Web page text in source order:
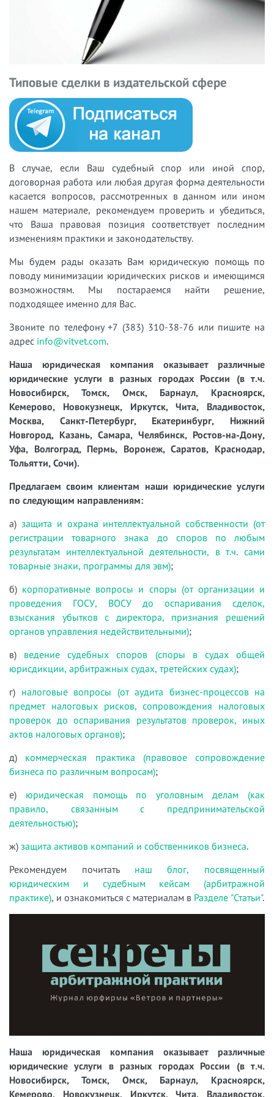
Типовые сделки в издательской сфере
В случае, если Ваш судебный спор или иной спор,
договорная работа или любая другая форма деятельности
касается вопросов, рассмотренных в данном или ином
нашем материале, рекомендуем проверить и убедиться,
что Ваша правовая позиция соответствует последним
изменениям практики и законодательству.
Мы будем рады оказать Вам юридическую помощь по
поводу минимизации юридических рисков и имеющимся
возможностям. Мы постараемся найти решение,
подходящее именно для Вас.
Звоните по телефону +7 (383) 310-38-76 или пишите на
адрес info@vitvet.com.
Наша юридическая компания оказывает различные
юридические услуги в разных городах России (в т.ч.
Новосибирск, Томск, Омск, Барнаул, Красноярск,
Кемерово, Новокузнецк, Иркутск, Чита, Владивосток,
Москва, Санкт-Петербург, Екатеринбург, Нижний
Новгород, Казань, Самара, Челябинск, Ростов-на-Дону,
Уфа, Волгоград, Пермь, Воронеж, Саратов, Краснодар,
Тольятти, Сочи).
Предлагаем своим клиентам наши юридические услуги
по следующим направлениям:
а) защита и охрана интеллектуальной собственности (от
регистрации товарного знака до споров по любым
результатам интеллектуальной деятельности, в т.ч. сами
товарные знаки, программы для эвм);
б) корпоративные вопросы и споры (от организации и
проведения ГОСУ, ВОСУ до оспаривания сделок,
взыскания убытков с директора, признания решений
органов управления недействительными);
в) ведение судебных споров (споры в судах общей
юрисдикции, арбитражных судах, третейских судах);
г) налоговые вопросы (от аудита бизнес-процессов на
предмет налоговых рисков, сопровождения налоговых
проверок до оспаривания результатов проверок, иных
актов налоговых органов);
д) коммерческая практика (правовое сопровождение
бизнеса по различным вопросам);
е) юридическая помощь по уголовным делам (как
правило, связанным с предпринимательской
деятельностью);
ж) защита активов компаний и собственников бизнеса.
Рекомендуем почитать наш блог, посвященный
юридическим и судебным кейсам (арбитражной
практике), и ознакомиться с материалам в Разделе "Статьи".
Наша юридическая компания оказывает различные
юридические услуги в разных городах России (в т.ч.
Новосибирск, Томск, Омск, Барнаул, Красноярск,
Кемерово, Новокузнецк, Иркутск, Чита, Владивосток,